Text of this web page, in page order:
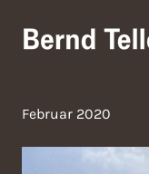
Inhalt
springen
Februar 2020